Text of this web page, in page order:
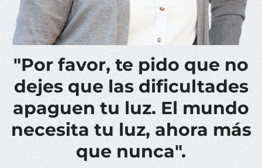
"Por favor, te pido que no
dejes que las dificultades
apaguen tu luz. El mundo
necesita tu luz, ahora más
que nunca".